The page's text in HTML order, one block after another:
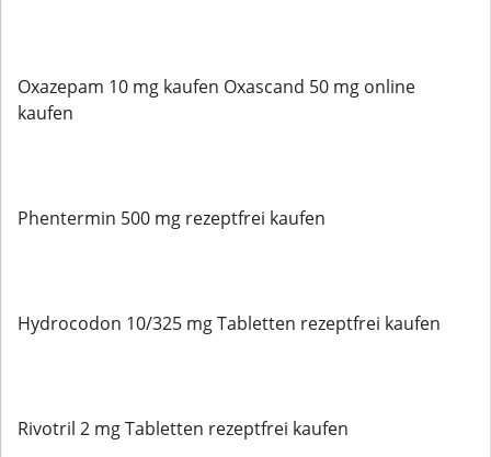
Oxazepam 10 mg kaufen Oxascand 50 mg online
kaufen
Phentermin 500 mg rezeptfrei kaufen
Hydrocodon 10/325 mg Tabletten rezeptfrei kaufen
Rivotril 2 mg Tabletten rezeptfrei kaufen